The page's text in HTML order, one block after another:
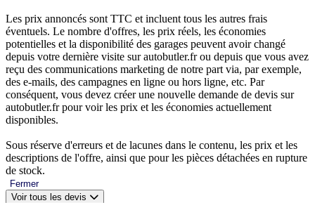
Les prix annoncés sont TTC et incluent tous les autres frais
éventuels. Le nombre d'offres, les prix réels, les économies
potentielles et la disponibilité des garages peuvent avoir changé
depuis votre dernière visite sur autobutler.fr ou depuis que vous avez
reçu des communications marketing de notre part via, par exemple,
des e-mails, des campagnes en ligne ou hors ligne, etc. Par
conséquent, vous devez créer une nouvelle demande de devis sur
autobutler.fr pour voir les prix et les économies actuellement
disponibles.
Sous réserve d'erreurs et de lacunes dans le contenu, les prix et les
descriptions de l'offre, ainsi que pour les pièces détachées en rupture
de stock.
Fermer
Voir tous les devis